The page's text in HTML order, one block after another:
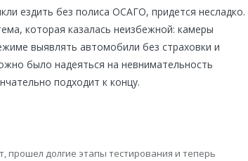
ездить без полиса ОСАГО, придется несладко.
которая казалась неизбежной: камеры
выявлять автомобили без страховки и
было надеяться на невнимательность
подходит к концу.
прошел долгие этапы тестирования и теперь